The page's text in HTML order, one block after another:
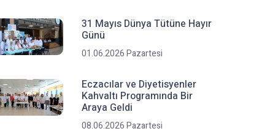
31 Mayıs Dünya Tütüne Hayır
Günü
01.06.2026 Pazartesi
Eczacılar ve Diyetisyenler
Kahvaltı Programında Bir
Araya Geldi
08.06.2026 Pazartesi